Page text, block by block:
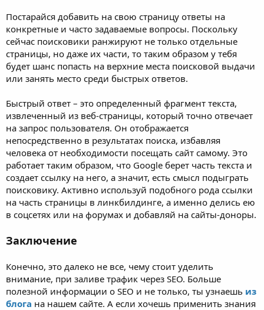
Постарайся добавить на свою страницу ответы на
конкретные и часто задаваемые вопросы. Поскольку
сейчас поисковики ранжируют не только отдельные
страницы, но даже их части, то таким образом у тебя
будет шанс попасть на верхние места поисковой выдачи
или занять место среди быстрых ответов.
Быстрый ответ – это определенный фрагмент текста,
извлеченный из веб-страницы, который точно отвечает
на запрос пользователя. Он отображается
непосредственно в результатах поиска, избавляя
человека от необходимости посещать сайт самому. Это
работает таким образом, что Google берет часть текста и
создает ссылку на него, а значит, есть смысл подыграть
поисковику. Активно используй подобного рода ссылки
на часть страницы в линкбилдинге, а именно делись ею
в соцсетях или на форумах и добавляй на сайты-доноры.
Заключение
Конечно, это далеко не все, чему стоит уделить
внимание, при заливе трафик через SEO. Больше
полезной информации о SEO и не только, ты узнаешь из
блога на нашем сайте. А если хочешь применить знания